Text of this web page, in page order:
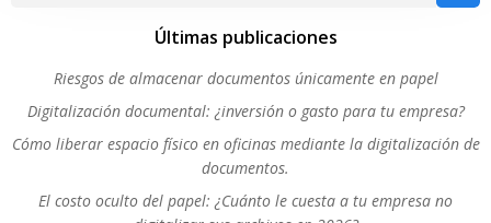
Últimas publicaciones
Riesgos de almacenar documentos únicamente en papel
Digitalización documental: ¿inversión o gasto para tu empresa?
Cómo liberar espacio físico en oficinas mediante la digitalización de
documentos.
El costo oculto del papel: ¿Cuánto le cuesta a tu empresa no